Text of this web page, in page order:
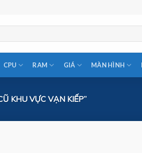
CPU RAM GIÁ MÀN HÌNH
KHU VỰC VẠN KIẾP”